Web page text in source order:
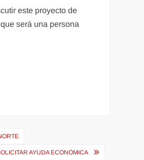
este proyecto de
será una persona
AYUDA ECONÓMICA